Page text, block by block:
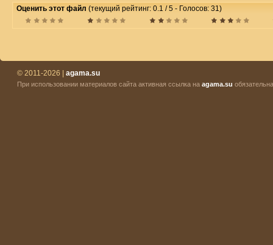
Оценить этот файл (текущий рейтинг: 0.1 / 5 - Голосов: 31)
© 2011-2026 | agama.su
При использовании материалов сайта активная ссылка на agama.su